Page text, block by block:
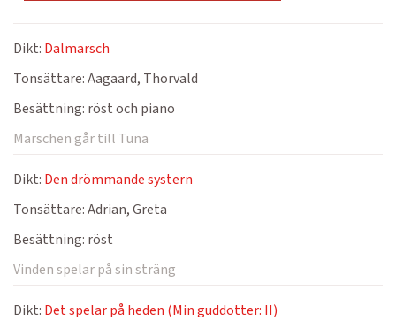
Dikt: Dalmarsch
Tonsättare:Aagaard, Thorvald
Besättning: röst och piano
Marschen går till Tuna
Dikt: Den drömmande systern
Tonsättare:Adrian, Greta
Besättning: röst
Vinden spelar på sin sträng
Dikt: Det spelar på heden (Min guddotter: II)